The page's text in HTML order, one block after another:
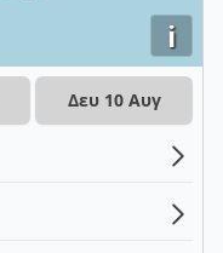
i
Δευ 10 Αυγ